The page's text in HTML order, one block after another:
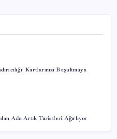
Kartlarınızı Boşaltmaya
Ada Artık Turistleri Ağırlıyor